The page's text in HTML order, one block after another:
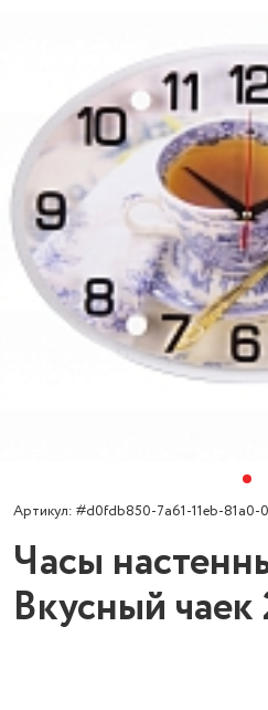
Артикул: #d0fdb850-7a61-11eb-81a0-
Часы
Вкусный чаек